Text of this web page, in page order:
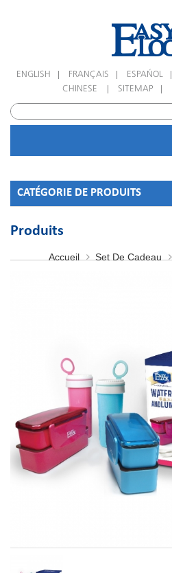
ENGLISH FRANÇAIS ESPAÑOL
CHINESE SITEMAP
CATÉGORIE DE PRODUITS
Produits
Accueil Set De Cadeau